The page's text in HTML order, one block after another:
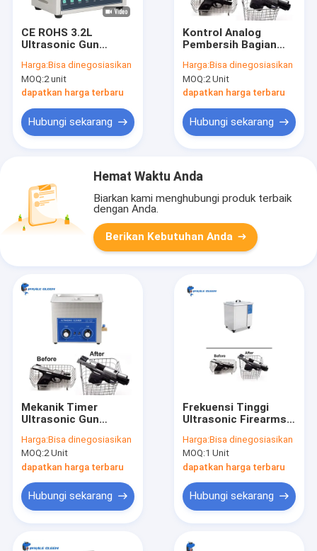
CE ROHS 3.2L
Ultrasonic Gun
Permukaan Cekung
yang Dapat
Disesuaikan
Harga:Bisa dinegosiasikan
MOQ:2 unit
dapatkan harga terbaru
Hubungi sekarang
Kontrol Analog
Pembersih Bagian
Pemanas Digital 22L
400Watt
Harga:Bisa dinegosiasikan
MOQ:2 Unit
dapatkan harga terbaru
Hubungi sekarang
Hemat Waktu Anda
Biarkan kami menghubungi produk terbaik
dengan Anda.
Berikan Kebutuhan Anda
Mekanik Timer
Ultrasonic Gun
Untuk Pistol Tangan
Harga:Bisa dinegosiasikan
MOQ:2 Unit
dapatkan harga terbaru
Hubungi sekarang
Frekuensi Tinggi
Ultrasonic Firearms
Cleaning Mesin
Ultrasonik
Harga:Bisa dinegosiasikan
MOQ:1 Unit
dapatkan harga terbaru
Hubungi sekarang